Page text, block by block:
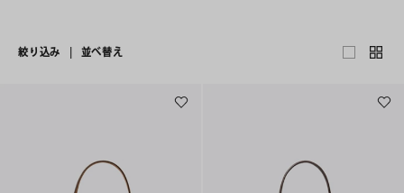
絞り込み 並べ替え